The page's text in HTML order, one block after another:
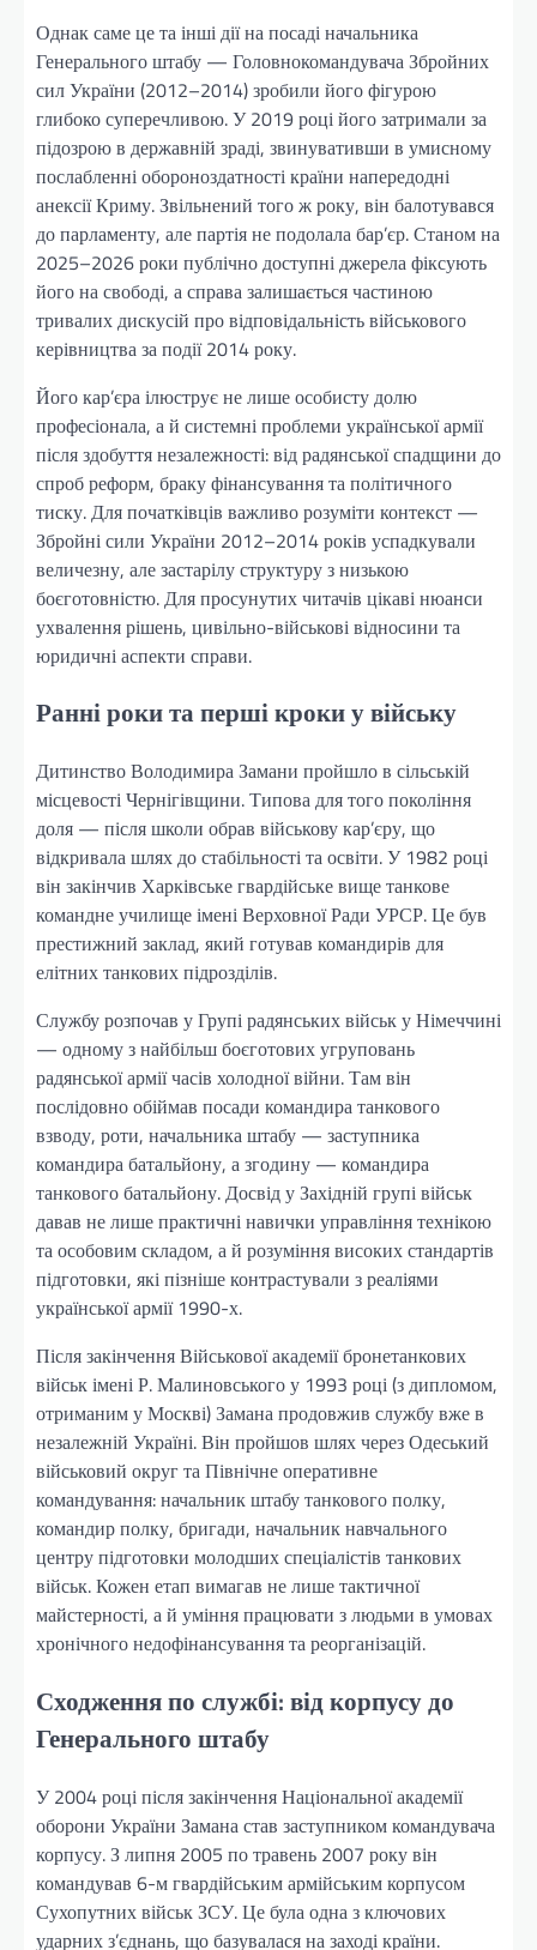
Однак саме це та інші дії на посаді начальника
Генерального штабу — Головнокомандувача Збройних
сил України (2012–2014) зробили його фігурою
глибоко суперечливою. У 2019 році його затримали за
підозрою в державній зраді, звинувативши в умисному
послабленні обороноздатності країни напередодні
анексії Криму. Звільнений того ж року, він балотувався
до парламенту, але партія не подолала бар’єр. Станом на
2025–2026 роки публічно доступні джерела фіксують
його на свободі, а справа залишається частиною
тривалих дискусій про відповідальність військового
керівництва за події 2014 року.
Його кар’єра ілюструє не лише особисту долю
професіонала, а й системні проблеми української армії
після здобуття незалежності: від радянської спадщини до
спроб реформ, браку фінансування та політичного
тиску. Для початківців важливо розуміти контекст —
Збройні сили України 2012–2014 років успадкували
величезну, але застарілу структуру з низькою
боєготовністю. Для просунутих читачів цікаві нюанси
ухвалення рішень, цивільно-військові відносини та
юридичні аспекти справи.
Ранні роки та перші кроки у війську
Дитинство Володимира Замани пройшло в сільській
місцевості Чернігівщини. Типова для того покоління
доля — після школи обрав військову кар’єру, що
відкривала шлях до стабільності та освіти. У 1982 році
він закінчив Харківське гвардійське вище танкове
командне училище імені Верховної Ради УРСР. Це був
престижний заклад, який готував командирів для
елітних танкових підрозділів.
Службу розпочав у Групі радянських військ у Німеччині
— одному з найбільш боєготових угруповань
радянської армії часів холодної війни. Там він
послідовно обіймав посади командира танкового
взводу, роти, начальника штабу — заступника
командира батальйону, а згодину — командира
танкового батальйону. Досвід у Західній групі військ
давав не лише практичні навички управління технікою
та особовим складом, а й розуміння високих стандартів
підготовки, які пізніше контрастували з реаліями
української армії 1990-х.
Після закінчення Військової академії бронетанкових
військ імені Р. Малиновського у 1993 році (з дипломом,
отриманим у Москві) Замана продовжив службу вже в
незалежній Україні. Він пройшов шлях через Одеський
військовий округ та Північне оперативне
командування: начальник штабу танкового полку,
командир полку, бригади, начальник навчального
центру підготовки молодших спеціалістів танкових
військ. Кожен етап вимагав не лише тактичної
майстерності, а й уміння працювати з людьми в умовах
хронічного недофінансування та реорганізацій.
Сходження по службі: від корпусу до
Генерального штабу
У 2004 році після закінчення Національної академії
оборони України Замана став заступником командувача
корпусу. З липня 2005 по травень 2007 року він
командував 6-м гвардійським армійським корпусом
Сухопутних військ ЗСУ. Це була одна з ключових
ударних з’єднань, що базувалася на заході країни.